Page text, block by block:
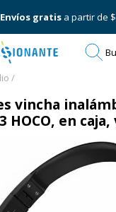
Envíos gratisa partir de
/
vincha
HOCO, en